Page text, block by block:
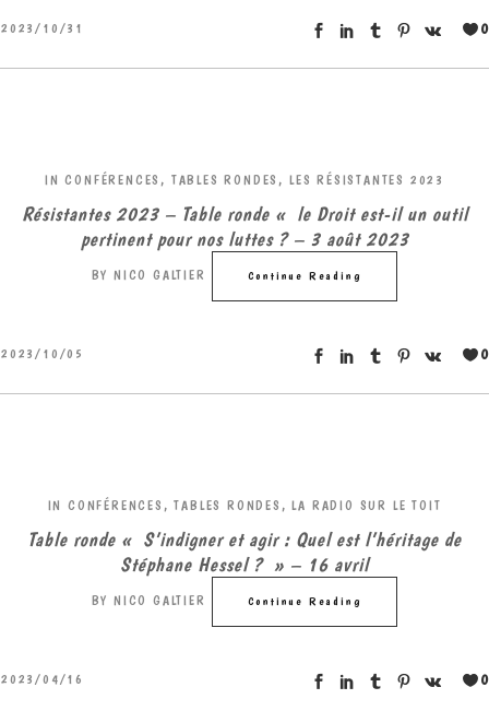
2023/10/31 0
IN CONFÉRENCES, TABLES RONDES , LES RÉSISTANTES 2023
Résistantes 2023 – Table ronde « le Droit est-il un outil
pertinent pour nos luttes ? – 3 août 2023
BY NICO GALTIER Continue Reading
2023/10/05 0
IN CONFÉRENCES, TABLES RONDES , LA RADIO SUR LE TOIT
Table ronde « S’indigner et agir : Quel est l’héritage de
Stéphane Hessel ? » – 16 avril
BY NICO GALTIER Continue Reading
2023/04/16 0